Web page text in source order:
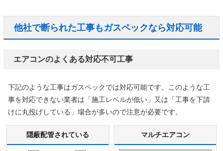
他社で断られた工事もガスペックなら対応可能
エアコンのよくある対応不可工事
下記のような工事はガスペックでは対応可能です。このような工
事を対応できない業者は「施工レベルが低い」又は「工事を下請
けに丸投げしている」場合が多いので注意が必要です。
隠蔽配管されている マルチエアコン